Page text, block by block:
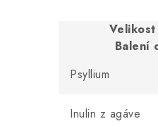
Balení
Psyllium
Inulin z agáve